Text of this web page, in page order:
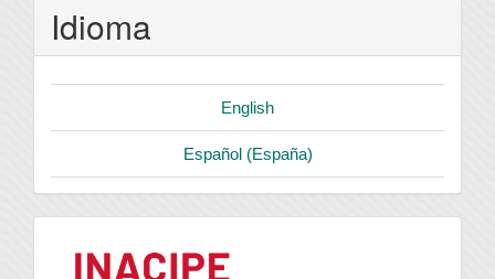
Idioma
English
Español (España)
logo